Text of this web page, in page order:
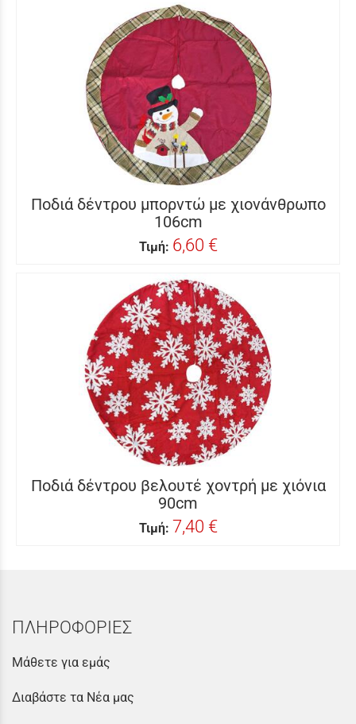
Ποδιά δέντρου μπορντώ με χιονάνθρωπο
106cm
Τιμή: 6,60 €
Ποδιά δέντρου βελουτέ χοντρή με χιόνια
90cm
Τιμή: 7,40 €
ΠΛΗΡΟΦΟΡΙΕΣ
Μάθετε για εμάς
Διαβάστε τα Νέα μας